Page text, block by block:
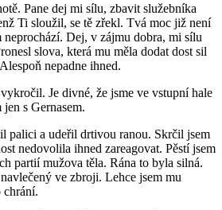
Pane dej mi sílu, zbavit služebníka
Ti sloužil, se tě zřekl. Tvá moc již není
Dej, v zájmu dobra, mi sílu
slova, která mu měla dodat dost sil
nepadne ihned.
Je divné, že jsme ve vstupní hale
s Gernasem.
palici a udeřil drtivou ranou. Skrčil jsem
nedovolila ihned zareagovat. Pěstí jsem
partií mužova těla. Rána to byla silná.
ve zbroji. Lehce jsem mu
chrání.